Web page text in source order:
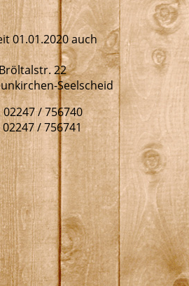
01.01.2020 auch
22
Seelscheid
02247 / 756740
02247 / 756741